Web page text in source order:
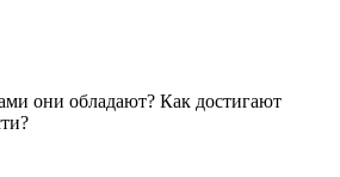
они обладают? Как достигают